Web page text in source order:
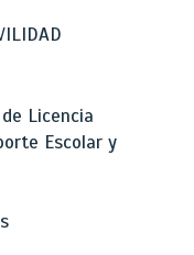
Licencia
Escolar y